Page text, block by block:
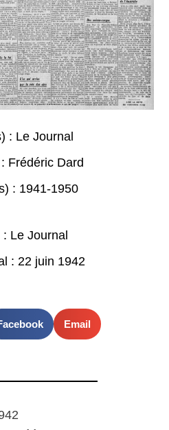
: Le Journal
Frédéric Dard
: 1941-1950
Le Journal
: 22 juin 1942
Email